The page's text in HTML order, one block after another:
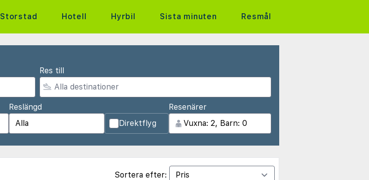
Storstad Hotell Hyrbil Sista minuten Resmål
Res till
Reslängd
Direktflyg
Resenärer
Sortera efter: